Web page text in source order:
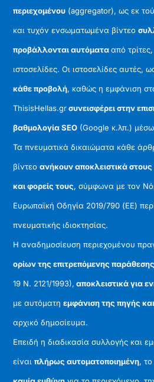
περιεχομένου (aggregator), ως εκ
και τυχόν ενσωματωμένα βίντεο
προβάλλονται αυτόματααπό
ιστοσελίδες. Οι ιστοσελίδες αυτές,
κάθε προβολή, καθώς η εμφάνιση
ThisisHellas.grσυνεισφέρει στην
βαθμολογία SEO (Google κ.λπ.)
Τα πνευματικά δικαιώματα κάθε
βίντεοανήκουν αποκλειστικά
και φορείς τους, σύμφωνα με τον
Ευρωπαϊκή Οδηγία 2019/790 (ΕΕ)
πνευματικής ιδιοκτησίας.
Η αναδημοσίευση περιεχομένου
ορίων της επιτρεπόμενης
19 Ν. 2121/1993), αποκλειστικά για
με αυτόματηεμφάνιση της πηγής
αρχικό δημοσίευμα.
Επειδή η διαδικασία συλλογής και
είναιπλήρως αυτοματοποιημένη,